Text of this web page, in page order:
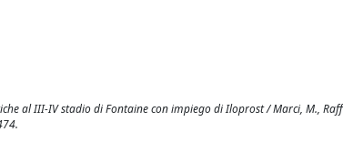
al III-IV stadio di Fontaine con impiego di Iloprost / Marci, M., Raffa,